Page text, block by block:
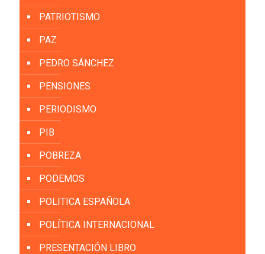
PATRIOTISMO
PAZ
PEDRO SÁNCHEZ
PENSIONES
PERIODISMO
PIB
POBREZA
PODEMOS
POLITICA ESPAÑOLA
POLÍTICA INTERNACIONAL
PRESENTACIÓN LIBRO